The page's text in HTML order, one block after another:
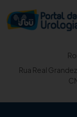
Rua Real